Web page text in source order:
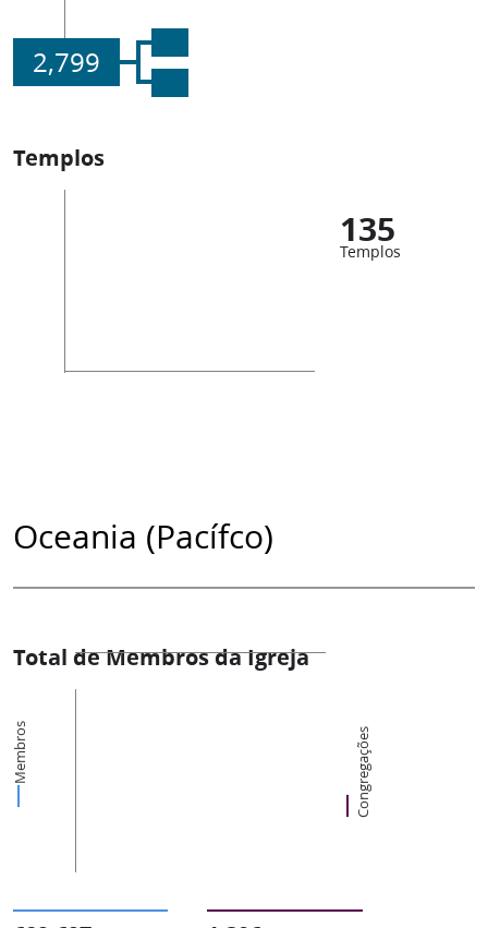
2,799
Templos
135
Templos
Oceania (Pacífco)
Total de Membros da Igreja
Membros Congregações